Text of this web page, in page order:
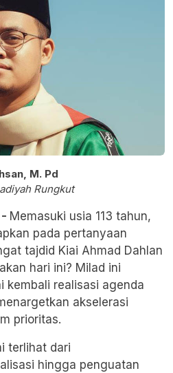
M. Pd
Rungkut
Memasuki usia 113 tahun,
pada pertanyaan
tajdid Kiai Ahmad Dahlan
hari ini? Milad ini
kembali realisasi agenda
akselerasi
prioritas.
terlihat dari
hingga penguatan